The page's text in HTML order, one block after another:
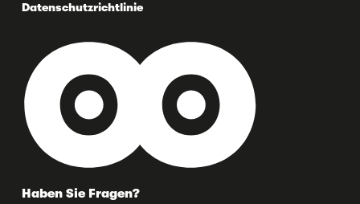
Datenschutzrichtlinie
Haben Sie Fragen?